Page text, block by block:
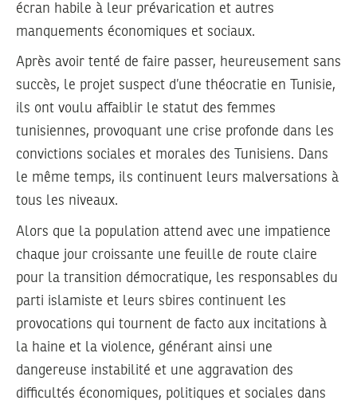
écran habile à leur prévarication et autres
manquements économiques et sociaux.
Après avoir tenté de faire passer, heureusement sans
succès, le projet suspect d’une théocratie en Tunisie,
ils ont voulu affaiblir le statut des femmes
tunisiennes, provoquant une crise profonde dans les
convictions sociales et morales des Tunisiens. Dans
le même temps, ils continuent leurs malversations à
tous les niveaux.
Alors que la population attend avec une impatience
chaque jour croissante une feuille de route claire
pour la transition démocratique, les responsables du
parti islamiste et leurs sbires continuent les
provocations qui tournent de facto aux incitations à
la haine et la violence, générant ainsi une
dangereuse instabilité et une aggravation des
difficultés économiques, politiques et sociales dans